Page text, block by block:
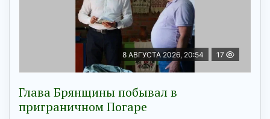
8 АВГУСТА 2026, 20:54 17
Глава Брянщины побывал в
приграничном Погаре